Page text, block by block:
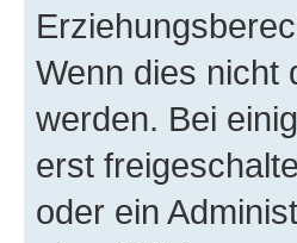
Wenn dies nicht
werden. Bei
erst
oder ein